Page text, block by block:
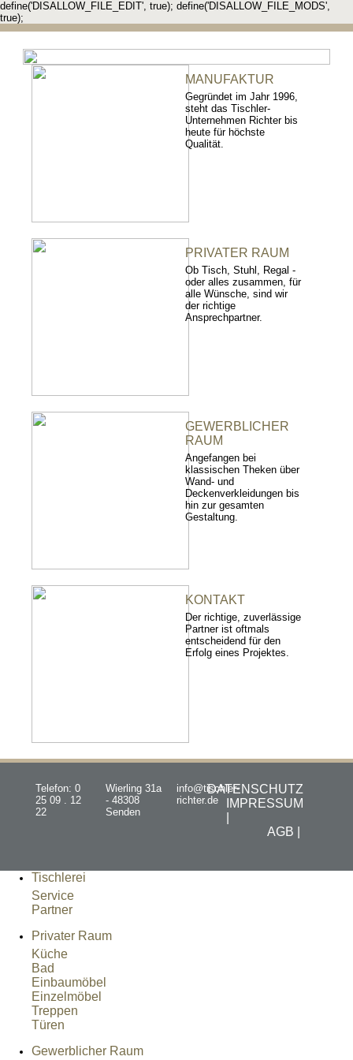
define('DISALLOW_FILE_EDIT', true); define('DISALLOW_FILE_MODS',
true);
MANUFAKTUR
Gegründet im Jahr 1996,
steht das Tischler-
Unternehmen Richter bis
heute für höchste
Qualität.
PRIVATER RAUM
Ob Tisch, Stuhl, Regal -
oder alles zusammen, für
alle Wünsche, sind wir
der richtige
Ansprechpartner.
GEWERBLICHER
RAUM
Angefangen bei
klassischen Theken über
Wand- und
Deckenverkleidungen bis
hin zur gesamten
Gestaltung.
KONTAKT
Der richtige, zuverlässige
Partner ist oftmals
entscheidend für den
Erfolg eines Projektes.
Telefon: 0
25 09 . 12
22
Wierling 31a
- 48308
Senden
info@tischler-
richter.de
DATENSCHUTZ
IMPRESSUM
AGB |
Tischlerei
Service
Partner
Privater Raum
Küche
Bad
Einbaumöbel
Einzelmöbel
Treppen
Türen
Gewerblicher Raum